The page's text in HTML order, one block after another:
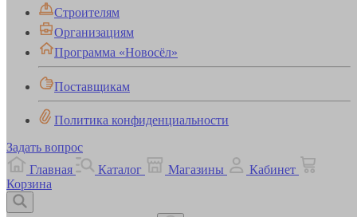
Строителям
Организациям
Программа «Новосёл»
Поставщикам
Политика конфиденциальности
Задать вопрос
Главная
Каталог Магазины
Кабинет
Корзина